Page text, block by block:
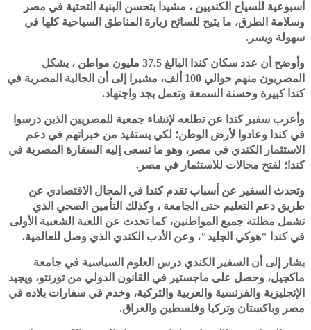
أسبوعية للسياح الكنديين ، مشيدا بتحسن البنية التحتية في مصر
وسلامة الطرق، ما يتيح للسائح زيارة المناطق السياحية كلها في
سهولة ويسر.
وأوضح أن عدد سكان كندا البالغ 37.5 مليون مواطن ، يشكل
المصريون منهم حوالي 100 ألف، مشيرا إلى أن الجالية المصرية في
كندا كبيرة وحسنة السمعة وتعمل بجد واجتهاد.
وأعرب سفير كندا عن تطلعه لإنشاء جمعية للمصريين الذين درسوا
في كندا وعادوا لأرض الوطن؛ لكي يستفيد من خبراتهم في دعم
الاستثمار الكندي في مصر، وهو ما تسعى إليه السفارة المصرية في
كندا؛ لفتح مجالات للاستثمار في مصر.
وتحدث السفير عن أسباب تقدم كندا في المجال الاقتصادي عن
طريق دعم التعليم حتى الجامعة ، وكذلك التأمين الصحي الذي
تشمل مظلته جميع المواطنين، كما تحدث عن اللعبة الشعبية الأولى
في كندا "هوكي الجليد"، وعن الأدب الكندي الذي وصل للعالمية.
يشار إلى أن السفير الكندي درس العلوم السياسية في جامعة
ماكجيل، وحصل على ماجستير في القانون الدولي من تورنتو، ويجيد
الإنجليزية والفرنسية والعربية والتركية، وخدم في سفارات بلاده في
مصر وباكستان وتركيا وفلسطين والعراق.